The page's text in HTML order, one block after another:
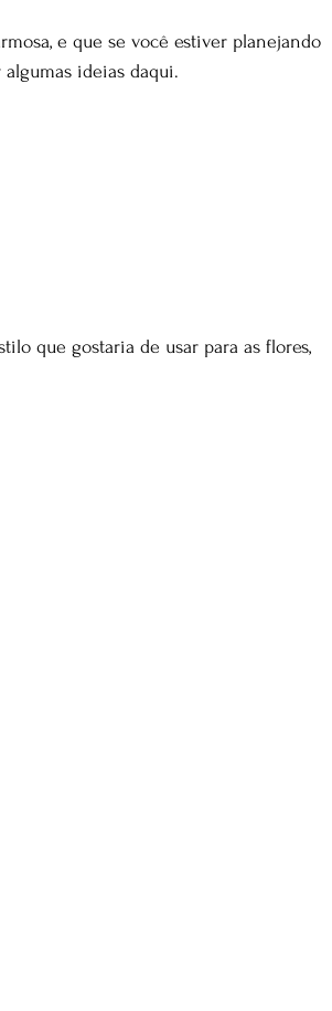
e que se você estiver planejando
ideias daqui.
que gostaria de usar para as flores,